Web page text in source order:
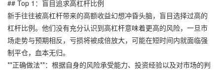
## Top 1：盲目追求高杠杆比例
新手往往被高杠杆带来的高额收益幻想冲昏头脑，盲目选择过高的
杠杆比例。他们没有充分认识到高杠杆意味着更高的风险，一旦市
场走势与预期相反，亏损将被成倍放大，可能在短时间内就面临强
制平仓，血本无归。
**正确做法**：根据自身的风险承受能力、投资经验以及对市场的判